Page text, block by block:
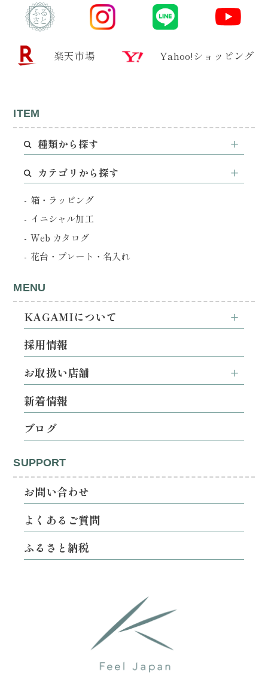
楽天市場 Yahoo!ショッピング
ITEM
種類から探す
カテゴリから探す
箱・ラッピング
イニシャル加工
Web カタログ
花台・プレート・名入れ
MENU
KAGAMIについて
採用情報
お取扱い店舗
新着情報
ブログ
SUPPORT
お問い合わせ
よくあるご質問
ふるさと納税